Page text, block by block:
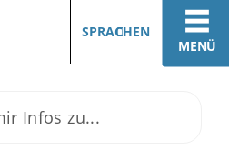
MENÜ
SPRACHEN